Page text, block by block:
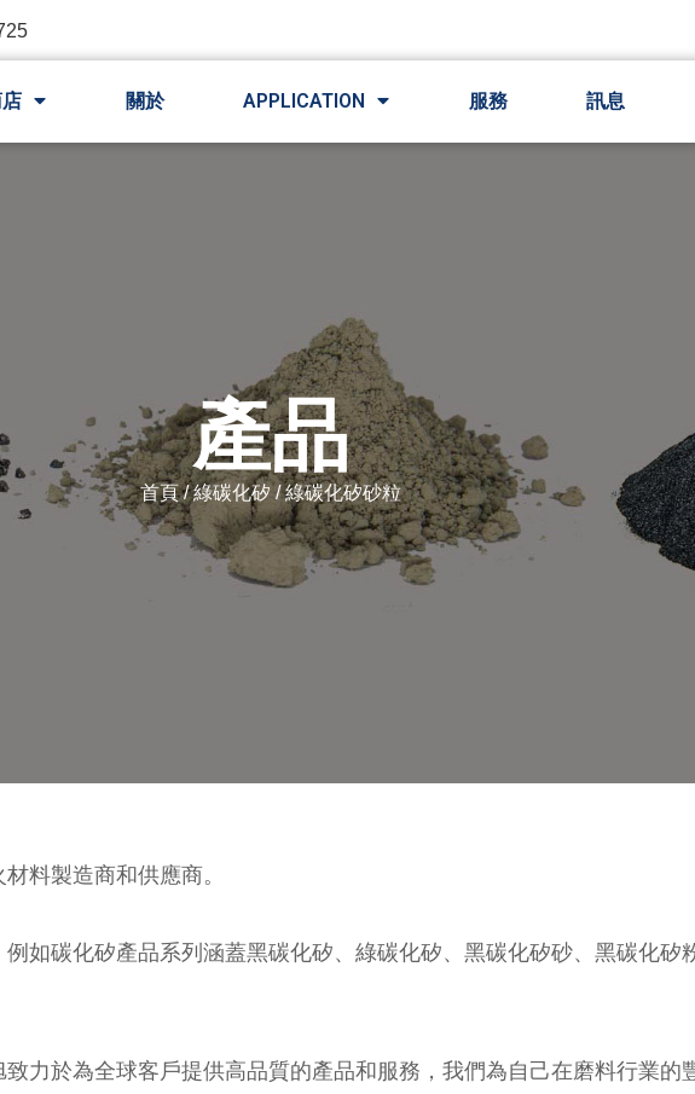
關於 APPLICATION 服務 訊息
產品
首頁/綠碳化矽 / 綠碳化矽砂粒
料製造商和供應商。
如碳化矽產品系列涵蓋黑碳化矽、綠碳化矽、黑碳化矽砂、黑碳化矽
力於為全球客戶提供高品質的產品和服務，我們為自己在磨料行業的